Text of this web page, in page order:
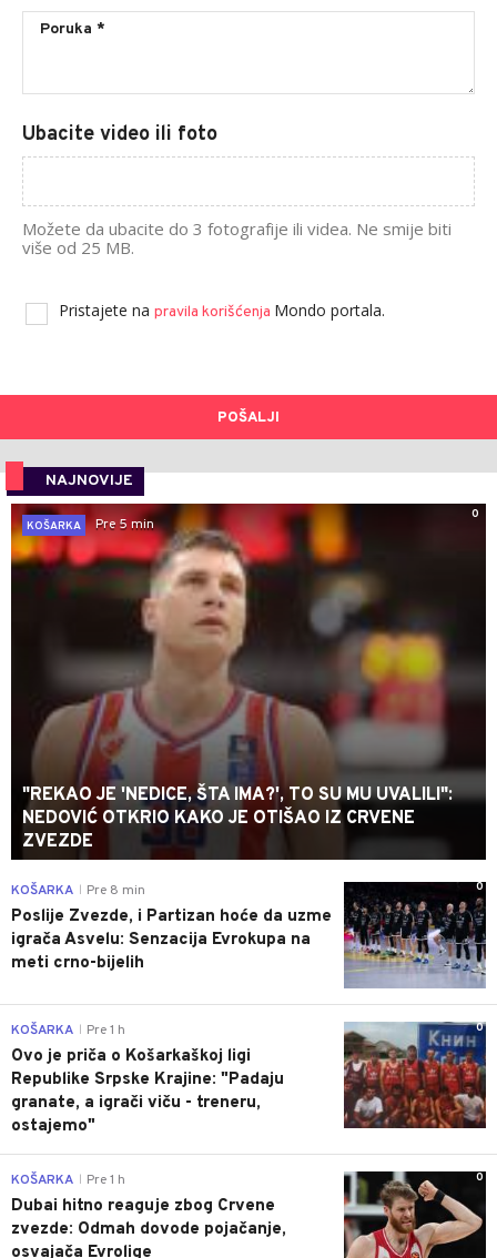
Ubacite video ili foto
Možete da ubacite do 3 fotografije ili videa. Ne smije biti
više od 25 MB.
Pristajete na pravila korišćenja Mondo portala.
POŠALJI
NAJNOVIJE
0
KOŠARKA
Pre 5 min
"REKAO JE 'NEDICE, ŠTA IMA?', TO SU MU UVALILI":
NEDOVIĆ OTKRIO KAKO JE OTIŠAO IZ CRVENE
ZVEZDE
0
KOŠARKA Pre 8 min
Poslije Zvezde, i Partizan hoće da uzme
igrača Asvelu: Senzacija Evrokupa na
meti crno-bijelih
0
KOŠARKA Pre 1 h
Ovo je priča o Košarkaškoj ligi
Republike Srpske Krajine: "Padaju
granate, a igrači viču - treneru,
ostajemo"
0
KOŠARKA Pre 1 h
Dubai hitno reaguje zbog Crvene
zvezde: Odmah dovode pojačanje,
osvajača Evrolige